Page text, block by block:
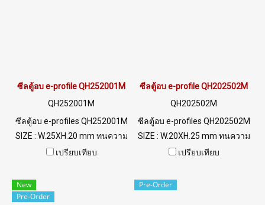
ซีลตู้อบ e-profile QH252001M
QH252001M
ซีลตู้อบ e-profiles QH252001M
SIZE : W.25XH.20 mm ทนความ
ร้อนสูงสุด 315 C ฟู้ดเกรด (FDA)
เปรียบเทียบ
ซีลตู้อบ e-profile QH202502M
QH202502M
ซีลตู้อบ e-profiles QH202502M
SIZE : W.20XH.25 mm ทนความ
ร้อนสูงสุด 315 C ฟู้ดเกรด (FDA)
LINE@ : @ptiglobal
เปรียบเทียบ
New
Pre-Order
Pre-Order